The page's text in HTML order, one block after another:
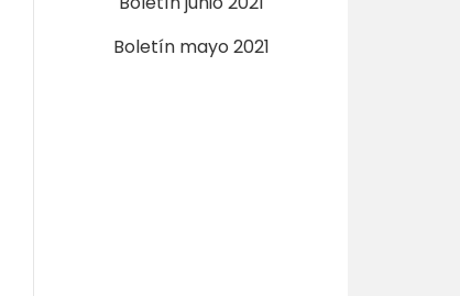
Boletín mayo 2021